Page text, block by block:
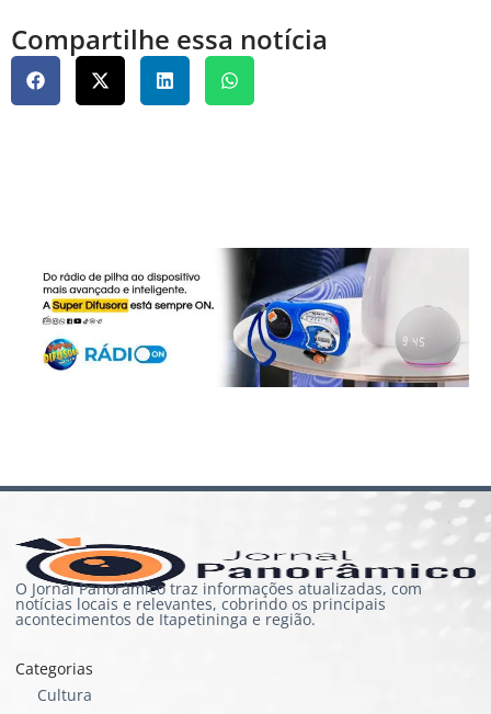
Compartilhe essa notícia
O Jornal Panorâmico traz informações atualizadas, com
notícias locais e relevantes, cobrindo os principais
acontecimentos de Itapetininga e região.
Categorias
Cultura